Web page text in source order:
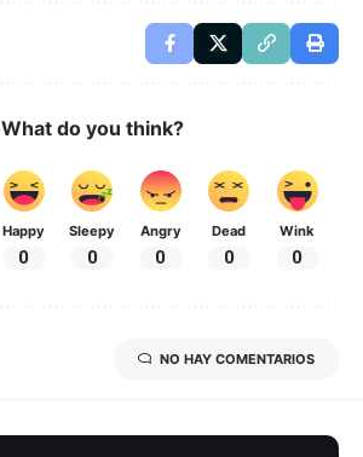
What do you think?
Happy
0
Sleepy
0
Angry
0
Dead
0
Wink
0
NO HAY COMENTARIOS